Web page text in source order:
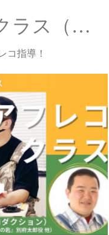
アニメアフレコクラス（8/3更新）
コ指導！